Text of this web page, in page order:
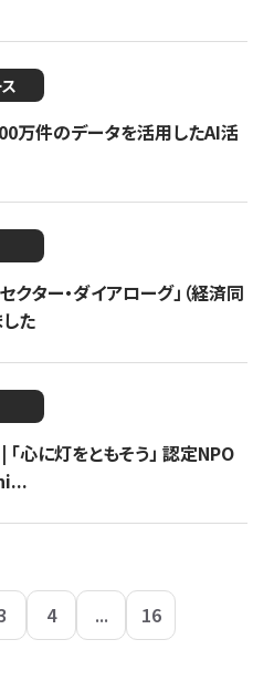
万件のデータを活用したAI活
ター・ダイアローグ」（経済同
た
心に灯をともそう」 認定NPO
4 ... 16